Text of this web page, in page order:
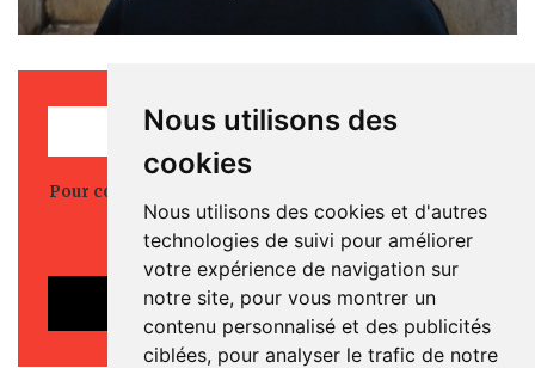
Nous utilisons des
cookies
Nous utilisons des cookies et d'autres
technologies de suivi pour améliorer
votre expérience de navigation sur
notre site, pour vous montrer un
contenu personnalisé et des publicités
ciblées, pour analyser le trafic de notre
REJOINDRE L'OIP
Pour continuer nos actions, votre engagement à nos
côtés est essentiel.
Rejoignez-nous.
ADHÉRER